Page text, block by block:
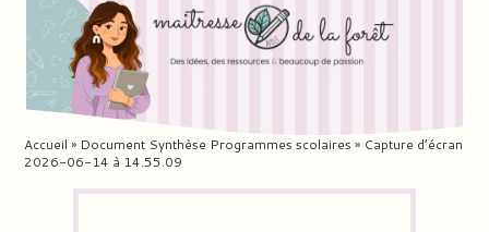
Accueil » Document Synthèse Programmes scolaires » Capture d’écran
2026-06-14 à 14.55.09